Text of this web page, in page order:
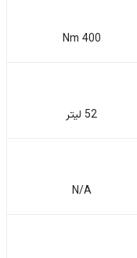
400 Nm
52 لیتر
N/A